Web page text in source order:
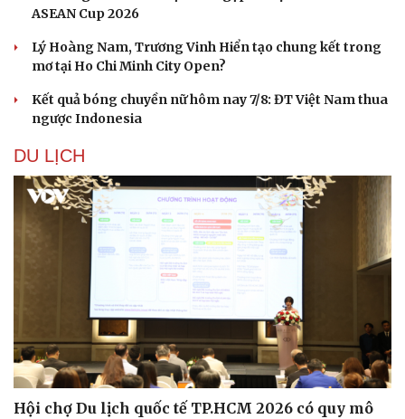
ASEAN Cup 2026
Lý Hoàng Nam, Trương Vinh Hiển tạo chung kết trong
mơ tại Ho Chi Minh City Open?
Kết quả bóng chuyền nữ hôm nay 7/8: ĐT Việt Nam thua
ngược Indonesia
DU LỊCH
Hội chợ Du lịch quốc tế TP.HCM 2026 có quy mô